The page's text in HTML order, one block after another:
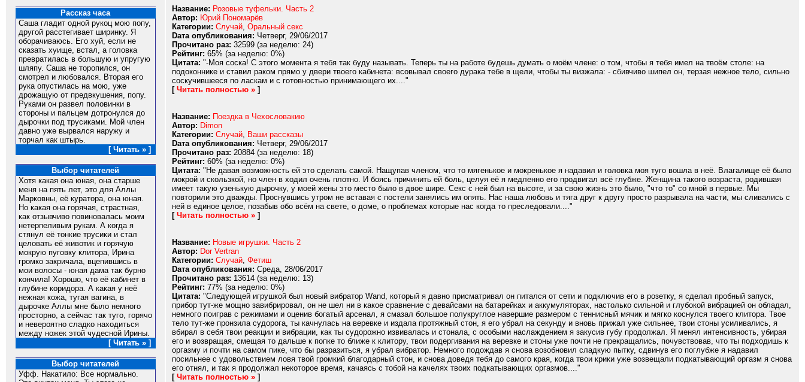
Рассказ часа
Саша гладит одной рукоц мою попу,
другой расстегивает ширинку. Я
оборачиваюсь. Его хуй, если не
сказать хуище, встал, а головка
превратилась в большую и упругую
шляпу. Саша не торопился, он
смотрел и любовался. Вторая его
рука опустилась на мою, уже
дрожащую от предвкушения, попу.
Руками он развел половинки в
стороны и пальцем дотронулся до
дырочки под трусиками. Мой член
давно уже вырвался наружу и
торчал как штырь.
[ Читать » ]
Выбор читателей
Хотя какая она юная, она старше
меня на пять лет, это для Аллы
Марковны, её куратора, она юная.
Но какая она горячая, страстная,
как отзывчиво повиновалась моим
нетерпеливым рукам. А когда я
стянул её тонкие трусики и стал
целовать её животик и горячую
мокрую пуговку клитора, Ирина
громко закричала, вцепившись в
мои волосы - юная дама так бурно
кончила! Хорошо, что её кабинет в
глубине коридора. А какая у неё
нежная кожа, тугая вагина, в
дырочке Аллы мне было немного
просторно, а сейчас так туго, горячо
и невероятно сладко находиться
между ножек этой чудесной Ирины.
[ Читать » ]
Выбор читателей
Уфф. Накатило: Все нормально.
Название: Розовые туфельки. Часть 2
Автор: Юрий Пономарёв
Категории: Случай, Оральный секс
Dата опубликования: Четверг, 29/06/2017
Прочитано раз: 32599 (за неделю: 24)
Рейтинг: 65% (за неделю: 0%)
Цитата: "-Моя соска! С этого момента я тебя так буду называть. Теперь ты на работе будешь думать о моём члене: о том, чтобы я тебя имел на твоём столе: на
подоконнике и ставил раком прямо у двери твоего кабинета: всовывал своего дурака тебе в щели, чтобы ты визжала: - сбивчиво шипел он, терзая нежное тело, сильно
соскучившееся по ласкам и с готовностью принимающего их...."
[ Читать полностью » ]
Название: Поездка в Чехословакию
Автор: Dimon
Категории: Случай, Ваши рассказы
Dата опубликования: Четверг, 29/06/2017
Прочитано раз: 20884 (за неделю: 18)
Рейтинг: 60% (за неделю: 0%)
Цитата: "Не давая возможность ей это сделать самой. Нащупав членом, что то мягенькое и мокренькое я надавил и головка моя туго вошла в неё. Влагалище её было
мокрой и скользкой, но член в ходил очень плотно. И боясь причинить ей боль, целуя её я медленно его продвигал всё глубже. Женщина такого возраста, родившая
имеет такую узенькую дырочку, у моей жены это место было в двое шире. Секс с ней был на высоте, и за свою жизнь это было, "что то" со мной в первые. Мы
повторили это дважды. Проснувшись утром не вставая с постели занялись им опять. Нас наша любовь и тяга друг к другу просто разрывала на части, мы сливались с
ней в единое целое, позабыв обо всём на свете, о доме, о проблемах которые нас когда то преследовали...."
[ Читать полностью » ]
Название: Новые игрушки. Часть 2
Автор: Dor Vertran
Категории: Случай, Фетиш
Dата опубликования: Среда, 28/06/2017
Прочитано раз: 13614 (за неделю: 13)
Рейтинг: 77% (за неделю: 0%)
Цитата: "Следующей игрушкой был новый вибратор Wand, который я давно присматривал он питался от сети и подключив его в розетку, я сделал пробный запуск,
прибор тут-же мощно завибрировал, он не шел ни в какое сравнение с девайсами на батарейках и аккумуляторах, настолько сильной и глубокой вибрацией он обладал,
немного поиграв с режимами и оценив богатый арсенал, я смазал большое полукруглое навершие размером с теннисный мячик и мягко коснулся твоего клитора. Твое
тело тут-же пронзила судорога, ты качнулась на веревке и издала протяжный стон, я его убрал на секунду и вновь прижал уже сильнее, твои стоны усиливались, я
вбирал в себя твои реакции и вибрации, как ты судорожно извивалась и стонала, с особыми наслаждением я закусив губу продолжал. Я менял интенсивность, убирая
его и возвращая, смещая то дальше к попке то ближе к клитору, твои подергивания на веревке и стоны уже почти не прекращались, почувствовав, что ты подходишь к
оргазму и почти на самом пике, что бы разразиться, я убрал вибратор. Немного подождав я снова возобновил сладкую пытку, сдвинув его поглубже я надавил
посильнее с удовольствием ловя твой громкий благодарный стон, и снова доведя тебя до самого края, когда твои крики уже возвещали подкатывающий оргазм я снова
его отнял, и так я продолжал некоторое время, качаясь с тобой на качелях твоих подкатывающих оргазмов...."
[ Читать полностью » ]